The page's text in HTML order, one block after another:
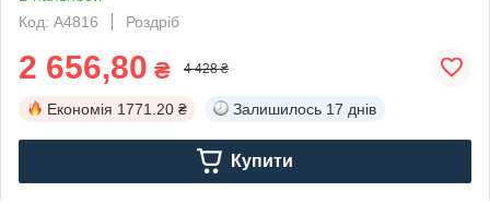
Код: A4816
Роздріб
2 656,80 ₴ 4 428 ₴
Економія 1771.20 ₴ Залишилось 17 днів
Купити